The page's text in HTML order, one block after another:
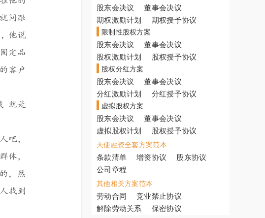
股东会决议
董事会决议
期权激励计划
期权授予协议
限制性股权方案
股东会决议
董事会决议
股权激励计划
股权授予协议
股权分红方案
股东会决议
董事会决议
分红激励计划
分红授予协议
虚拟股权方案
股东会决议
董事会决议
虚拟股权计划
股权授予协议
天使融资全套方案范本
条款清单 增资协议
股东协议
公司章程
其他相关方案范本
劳动合同
竞业禁止协议
解除劳动关系
保密协议